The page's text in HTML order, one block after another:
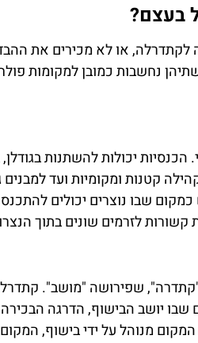
בעצם?
או לא מכירים את
נחשבות כמובן למקומות
הכנסיות יכולות להשתנות
קטנות ומקומיות ועד
שבו נוצרים יכולים
קשורות לזרמים שונים בתוך
"קתדרה", שפירושה "מושב".
שבו יושב הבישוף, הדרגה
מנוהל על ידי בישוף,